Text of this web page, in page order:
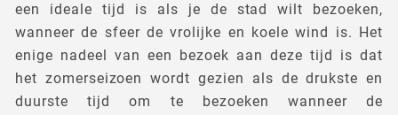
een ideale tijd is als je de stad wilt bezoeken,
wanneer de sfeer de vrolijke en koele wind is. Het
enige nadeel van een bezoek aan deze tijd is dat
het zomerseizoen wordt gezien als de drukste en
duurste tijd om te bezoeken wanneer de